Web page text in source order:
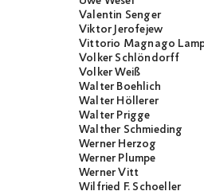
Valentin Senger
Viktor Jerofejew
Vittorio Magnago
Volker Schlöndorff
Volker Weiß
Walter Boehlich
Walter Höllerer
Walter Prigge
Walther Schmieding
Werner Herzog
Werner Plumpe
Werner Vitt
Wilfried F. Schoeller